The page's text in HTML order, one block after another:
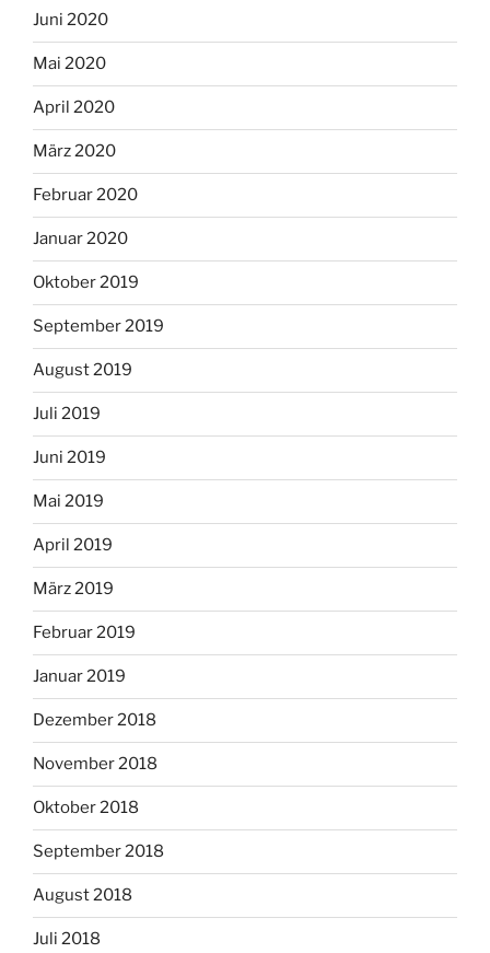
Juni 2020
Mai 2020
April 2020
März 2020
Februar 2020
Januar 2020
Oktober 2019
September 2019
August 2019
Juli 2019
Juni 2019
Mai 2019
April 2019
März 2019
Februar 2019
Januar 2019
Dezember 2018
November 2018
Oktober 2018
September 2018
August 2018
Juli 2018